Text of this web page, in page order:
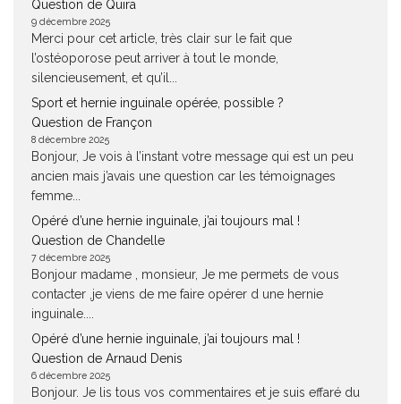
Question de Quira
9 décembre 2025
Merci pour cet article, très clair sur le fait que
l’ostéoporose peut arriver à tout le monde,
silencieusement, et qu’il...
Sport et hernie inguinale opérée, possible ?
Question de Françon
8 décembre 2025
Bonjour, Je vois à l’instant votre message qui est un peu
ancien mais j’avais une question car les témoignages
femme...
Opéré d’une hernie inguinale, j’ai toujours mal !
Question de Chandelle
7 décembre 2025
Bonjour madame , monsieur, Je me permets de vous
contacter ,je viens de me faire opérer d une hernie
inguinale....
Opéré d’une hernie inguinale, j’ai toujours mal !
Question de Arnaud Denis
6 décembre 2025
Bonjour. Je lis tous vos commentaires et je suis effaré du